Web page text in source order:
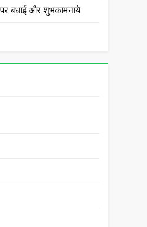
बधाई और शुभकामनाये